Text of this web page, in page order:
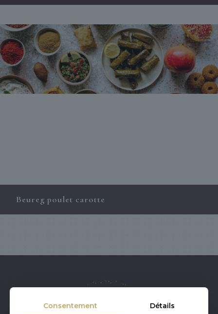
Beureg poulet carotte
Consentement Détails